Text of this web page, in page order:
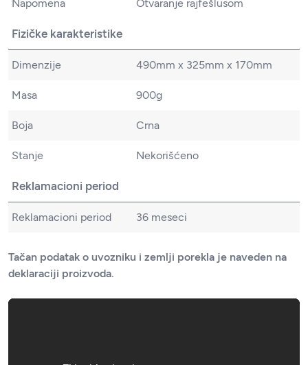
Napomena Otvaranje rajfešlusom
Fizičke karakteristike
Dimenzije 490mm x 325mm x 170mm
Masa 900g
Boja Crna
Stanje Nekorišćeno
Reklamacioni period
Reklamacioni period 36 meseci
Tačan podatak o uvozniku i zemlji porekla je naveden na
deklaraciji proizvoda.